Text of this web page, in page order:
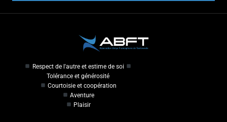
Respect de l'autre et estime de soi
Tolérance et générosité
Courtoisie et coopération
Aventure
Plaisir